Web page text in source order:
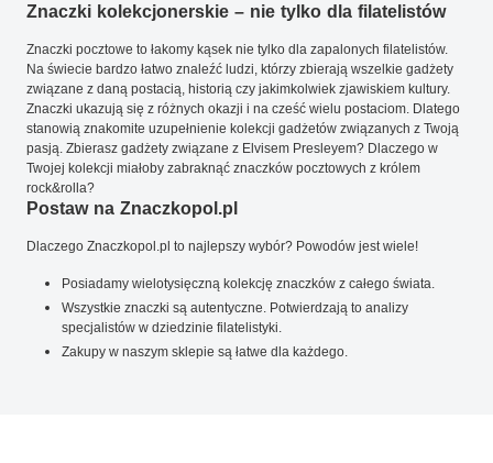
Znaczki kolekcjonerskie – nie tylko dla filatelistów
Znaczki pocztowe to łakomy kąsek nie tylko dla zapalonych filatelistów.
Na świecie bardzo łatwo znaleźć ludzi, którzy zbierają wszelkie gadżety
związane z daną postacią, historią czy jakimkolwiek zjawiskiem kultury.
Znaczki ukazują się z różnych okazji i na cześć wielu postaciom. Dlatego
stanowią znakomite uzupełnienie kolekcji gadżetów związanych z Twoją
pasją. Zbierasz gadżety związane z Elvisem Presleyem? Dlaczego w
Twojej kolekcji miałoby zabraknąć znaczków pocztowych z królem
rock&rolla?
Postaw na Znaczkopol.pl
Dlaczego Znaczkopol.pl to najlepszy wybór? Powodów jest wiele!
Posiadamy wielotysięczną kolekcję znaczków z całego świata.
Wszystkie znaczki są autentyczne. Potwierdzają to analizy
specjalistów w dziedzinie filatelistyki.
Zakupy w naszym sklepie są łatwe dla każdego.